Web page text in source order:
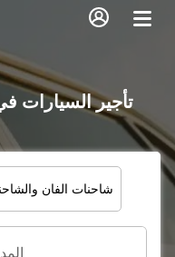
تأجير السيارات
شاحنات الفان